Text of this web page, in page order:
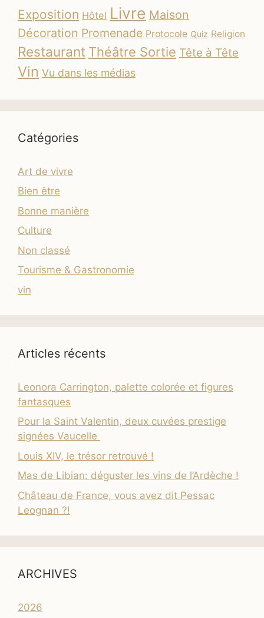
Exposition Hôtel Livre Maison
Décoration Promenade Protocole Quiz Religion
Restaurant Théâtre Sortie Tête à Tête
Vin Vu dans les médias
Catégories
Art de vivre
Bien être
Bonne manière
Culture
Non classé
Tourisme & Gastronomie
vin
Articles récents
Leonora Carrington, palette colorée et figures
fantasques
Pour la Saint Valentin, deux cuvées prestige
signées Vaucelle
Louis XIV, le trésor retrouvé !
Mas de Libian: déguster les vins de l’Ardèche !
Château de France, vous avez dit Pessac
Leognan ?!
ARCHIVES
2026